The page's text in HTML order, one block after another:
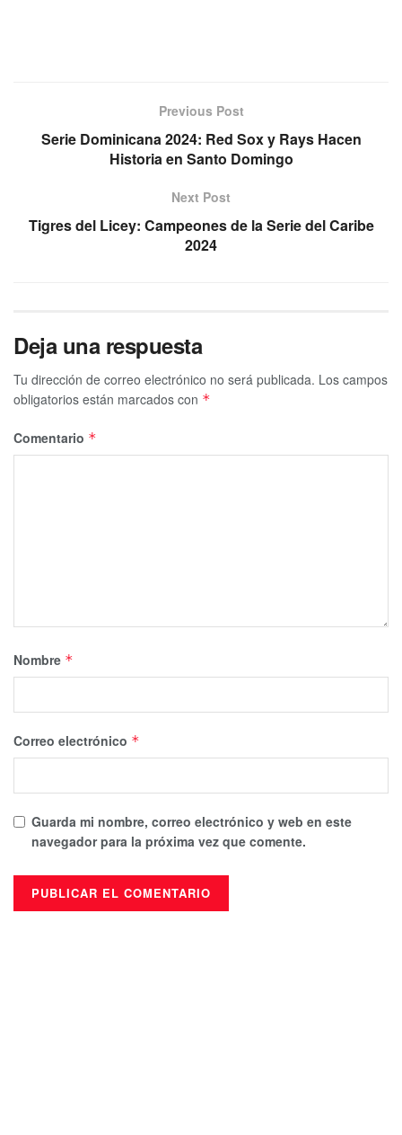
Previous Post
Serie Dominicana 2024: Red Sox y Rays Hacen
Historia en Santo Domingo
Next Post
Tigres del Licey: Campeones de la Serie del Caribe
2024
Deja una respuesta
Tu dirección de correo electrónico no será publicada. Los campos
obligatorios están marcados con *
Comentario *
Nombre *
Correo electrónico *
Guarda mi nombre, correo electrónico y web en este
navegador para la próxima vez que comente.